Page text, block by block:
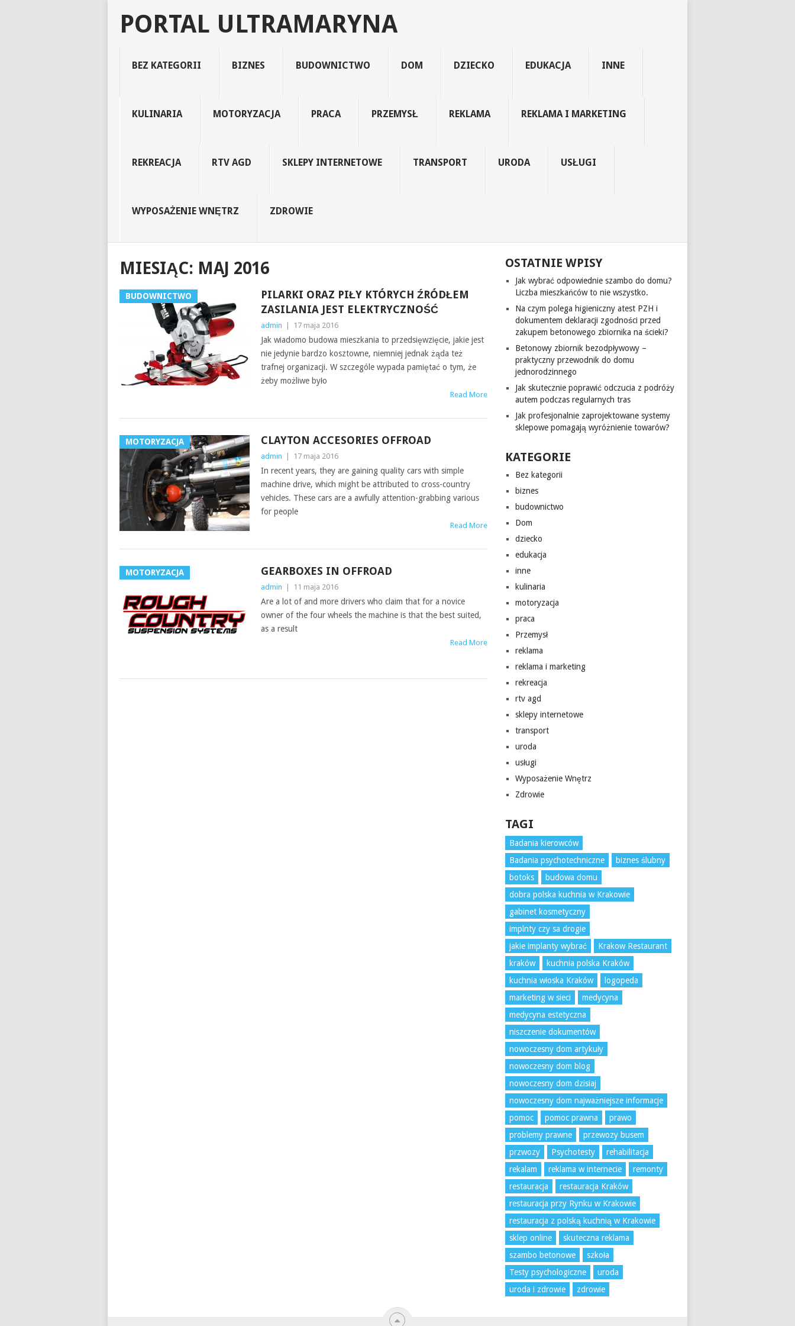
PORTAL ULTRAMARYNA
BEZ KATEGORII BIZNES BUDOWNICTWO DOM DZIECKO EDUKACJA INNE
KULINARIA MOTORYZACJA PRACA PRZEMYSŁ REKLAMA REKLAMA I MARKETING
REKREACJA RTV AGD SKLEPY INTERNETOWE TRANSPORT URODA USŁUGI
WYPOSAŻENIE WNĘTRZ ZDROWIE
MIESIĄC: MAJ 2016
BUDOWNICTWO
PILARKI ORAZ PIŁY KTÓRYCH ŹRÓDŁEM
ZASILANIA JEST ELEKTRYCZNOŚĆ
admin 17 maja 2016
Jak wiadomo budowa mieszkania to przedsięwzięcie, jakie jest
nie jedynie bardzo kosztowne, niemniej jednak żąda też
trafnej organizacji. W szczególe wypada pamiętać o tym, że
żeby możliwe było
Read More
MOTORYZACJA CLAYTON ACCESORIES OFFROAD
admin 17 maja 2016
In recent years, they are gaining quality cars with simple
machine drive, which might be attributed to cross-country
vehicles. These cars are a awfully attention-grabbing various
for people
Read More
MOTORYZACJA GEARBOXES IN OFFROAD
admin 11 maja 2016
Are a lot of and more drivers who claim that for a novice
owner of the four wheels the machine is that the best suited,
as a result
Read More
OSTATNIE WPISY
Jak wybrać odpowiednie szambo do domu?
Liczba mieszkańców to nie wszystko.
Na czym polega higieniczny atest PZH i
dokumentem deklaracji zgodności przed
zakupem betonowego zbiornika na ścieki?
Betonowy zbiornik bezodpływowy –
praktyczny przewodnik do domu
jednorodzinnego
Jak skutecznie poprawić odczucia z podróży
autem podczas regularnych tras
Jak profesjonalnie zaprojektowane systemy
sklepowe pomagają wyróżnienie towarów?
KATEGORIE
Bez kategorii
biznes
budownictwo
Dom
dziecko
edukacja
inne
kulinaria
motoryzacja
praca
Przemysł
reklama
reklama i marketing
rekreacja
rtv agd
sklepy internetowe
transport
uroda
usługi
Wyposażenie Wnętrz
Zdrowie
TAGI
Badania kierowców
Badania psychotechniczne
biznes ślubny
botoks
budowa domu
dobra polska kuchnia w Krakowie
gabinet kosmetyczny
implnty czy sa drogie
jakie implanty wybrać
Krakow Restaurant
kraków
kuchnia polska Kraków
kuchnia włoska Kraków
logopeda
marketing w sieci
medycyna
medycyna estetyczna
niszczenie dokumentów
nowoczesny dom artykuły
nowoczesny dom blog
nowoczesny dom dzisiaj
nowoczesny dom najważniejsze informacje
pomoc
pomoc prawna
prawo
problemy prawne
przewozy busem
przwozy
Psychotesty
rehabilitacja
rekalam
reklama w internecie
remonty
restauracja
restauracja Kraków
restauracja przy Rynku w Krakowie
restauracja z polską kuchnią w Krakowie
sklep online
skuteczna reklama
szambo betonowe
szkoła
Testy psychologiczne
uroda
uroda i zdrowie
zdrowie